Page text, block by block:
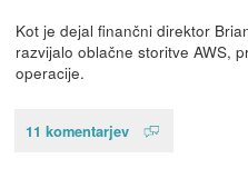
Kot je dejal finančni direktor
razvijalo oblačne storitve AWS,
operacije.
11 komentarjev